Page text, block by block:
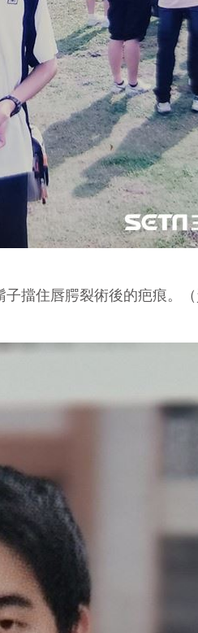
擋住唇腭裂術後的疤痕。（